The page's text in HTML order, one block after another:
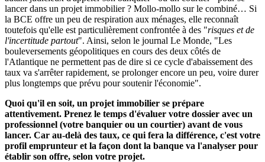
lancer dans un projet immobilier ? Mollo-mollo sur le combiné… Si
la BCE offre un peu de respiration aux ménages, elle reconnaît
toutefois qu'elle est particulièrement confrontée à des "risques et de
l'incertitude partout". Ainsi, selon le journal Le Monde, "Les
bouleversements géopolitiques en cours des deux côtés de
l'Atlantique ne permettent pas de dire si ce cycle d'abaissement des
taux va s'arrêter rapidement, se prolonger encore un peu, voire durer
plus longtemps que prévu pour soutenir l'économie".
Quoi qu'il en soit, un projet immobilier se prépare
attentivement. Prenez le temps d'évaluer votre dossier avec un
professionnel (votre banquier ou un courtier) avant de vous
lancer. Car au-delà des taux, ce qui fera la différence, c'est votre
profil emprunteur et la façon dont la banque va l'analyser pour
établir son offre, selon votre projet.